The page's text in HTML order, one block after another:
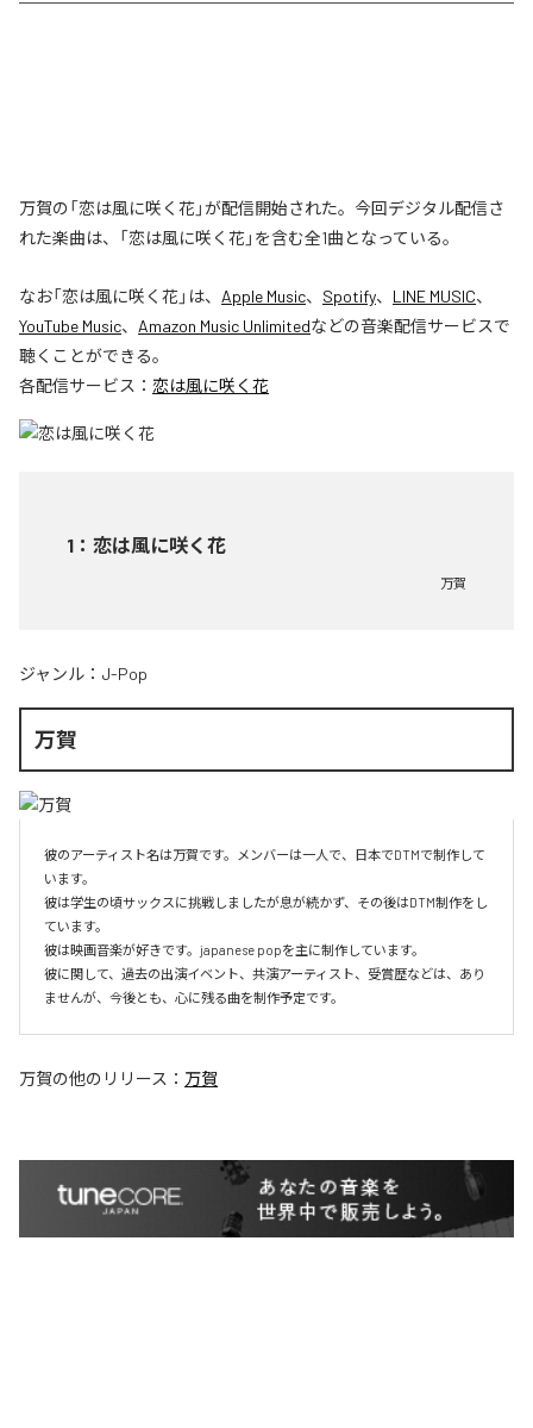
万賀の「恋は風に咲く花」が配信開始された。今回デジタル配信さ
れた楽曲は、「恋は風に咲く花」を含む全1曲となっている。
なお「恋は風に咲く花」は、 Apple Music、 Spotify、 LINE MUSIC、
YouTube Music、 Amazon Music Unlimitedなどの音楽配信サービスで
聴くことができる。
各配信サービス： 恋は風に咲く花
1 ： 恋は風に咲く花
万賀
ジャンル： J-Pop
万賀
彼のアーティスト名は万賀です。メンバーは一人で、日本でDTMで制作して
います。
彼は学生の頃サックスに挑戦しましたが息が続かず、その後はDTM制作をし
ています。
彼は映画音楽が好きです。japanese popを主に制作しています。
彼に関して、過去の出演イベント、共演アーティスト、受賞歴などは、あり
ませんが、今後とも、心に残る曲を制作予定です。
万賀の他のリリース： 万賀